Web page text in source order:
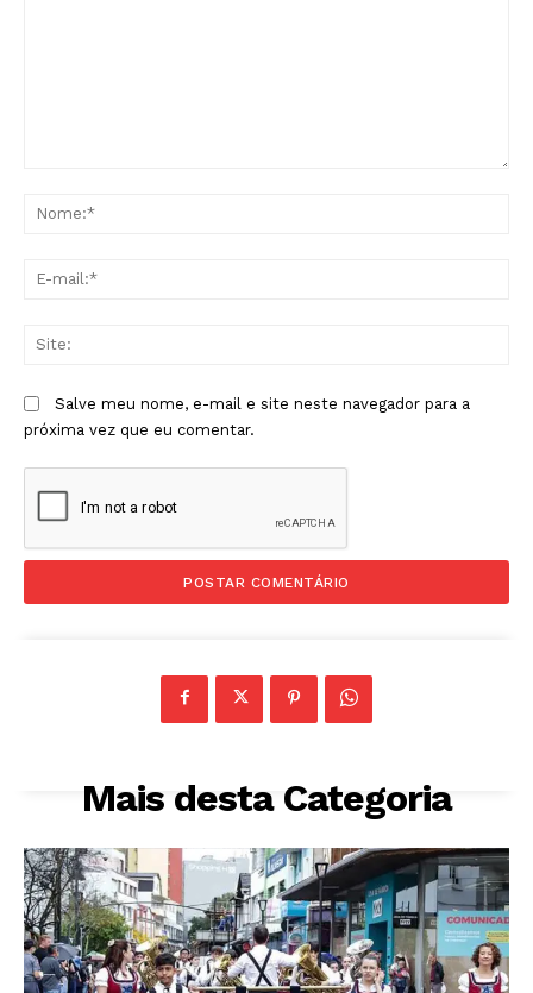
Salve meu nome, e-mail e site neste navegador para a
próxima vez que eu comentar.
Mais desta Categoria